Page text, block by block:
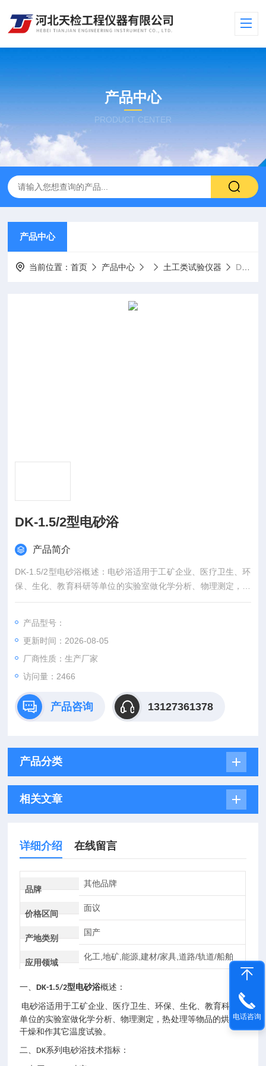
产品中心
PRODUCT CENTER
产品中心
当前位置：首页 产品中心 土工类试验仪器 DK-1.5/2型电砂浴
DK-1.5/2型电砂浴
产品简介
DK-1.5/2型电砂浴概述：电砂浴适用于工矿企业、医疗卫生、环
保、生化、教育科研等单位的实验室做化学分析、物理测定，热
处理等物品的烘培、干燥和作其它温度试验。
产品型号：
更新时间：2026-08-05
厂商性质：生产厂家
访问量：2466
产品咨询 13127361378
产品分类
相关文章
详细介绍 在线留言
品牌
其他品牌
价格区间
面议
产地类别
国产
应用领域
化工,地矿,能源,建材/家具,道路/轨道/船舶
一、DK-1.5/2型电砂浴概述：
电砂浴适用于工矿企业、医疗卫生、环保、生化、教育科研等
单位的实验室做化学分析、物理测定，热处理等物品的烘培、
干燥和作其它温度试验。
二、 DK系列电砂浴技术指标：
电话咨询